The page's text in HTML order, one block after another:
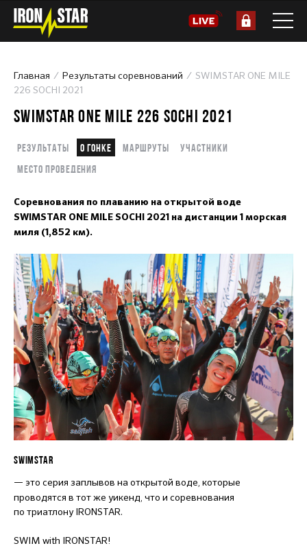
Главная Результаты соревнований
SWIMSTAR ONE MILE
226 SOCHI 2021
SWIMSTAR ONE MILE 226 SOCHI 2021
Результаты О гонке Маршруты
Участники
Место проведения
Соревнования по плаванию на открытой воде
SWIMSTAR ONE MILE SOCHI 2021 на дистанции 1 морская
миля (1,852 км).
SWIMSTAR
— это серия заплывов на открытой воде, которые
проводятся в тот же уикенд, что и соревнования
по триатлону IRONSTAR.
SWIM with IRONSTAR!